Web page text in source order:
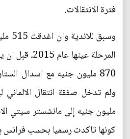
فترة الانتقالات.
المرحلة عينها
870 مليون جنيه مع اسدال
مليون جنيه إلى مانشستر سيتي
كونها تاكدت رسميا بحسب